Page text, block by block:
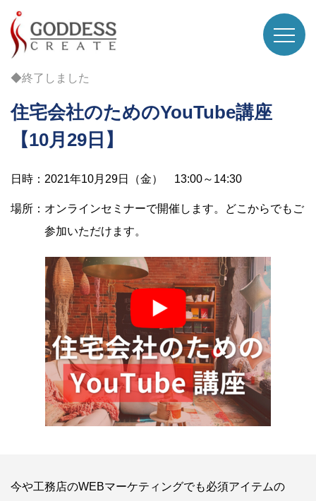
◆終了しました
住宅会社のためのYouTube講座
【10月29日】
日時：2021年10月29日（金） 13:00～14:30
場所：オンラインセミナーで開催します。どこからでもご
参加いただけます。
今や工務店のWEBマーケティングでも必須アイテムの